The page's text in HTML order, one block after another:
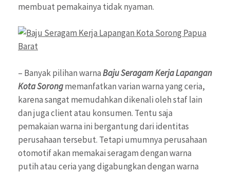
membuat pemakainya tidak nyaman.
– Banyak pilihan warnaBaju Seragam Kerja Lapangan
Kota Sorongmemanfatkan varian warna yang ceria,
karena sangat memudahkan dikenali oleh staf lain
dan juga client atau konsumen. Tentu saja
pemakaian warna ini bergantung dari identitas
perusahaan tersebut. Tetapi umumnya perusahaan
otomotif akan memakai seragam dengan warna
putih atau ceria yang digabungkan dengan warna